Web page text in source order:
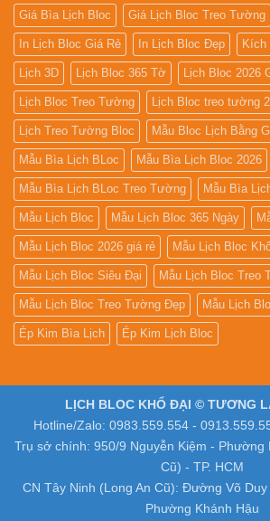
Giá Bìa Lịch Bloc Giá Lịch Bloc Treo Tường
In Lịch Bloc Giá Rẻ In Lịch Bloc Đẹp Kích
Lịch 3D Lịch Bloc 365 Tờ Lịch Bloc 2026
Lịch Bloc Treo Tường Lịch Bloc treo tường
Lịch Treo Tường Bloc Mẫu Bloc Lịch Bằng
Mẫu Bìa Lịch BLoc Mẫu Bìa Lịch Bloc 2026
Mẫu Bìa Lịch BLoc Treo Tường Mẫu Bìa
Mẫu Lịch Bloc Mẫu Lịch Bloc 365 Ngày
Mẫu Lịch Bloc 2026 giá rẻ Mẫu Lịch Bloc
Mẫu Lịch Bloc Siêu Đại Mẫu Lịch Bloc Treo
Mẫu Lịch Bloc Treo Tường Đẹp Mẫu Lịch
Ép Kim Bìa Lịch Ép Kim Lịch Bloc
LỊCH BLOC KHỔ ĐẠI © TƯƠNG
Hotline/Zalo: 0983.559.554 -
Trụ sở chính: 950/9 Nguyễn Kiệm - Phường
Cũ) - TP. HCM
CN Tây Ninh (Long An Cũ): Đường Võ Duy
Phường Khánh Hậu